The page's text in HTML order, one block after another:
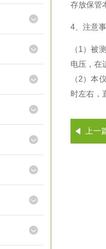
存放保管
4、注意事
（1）被
电压，在
（2）本
时左右，
上一